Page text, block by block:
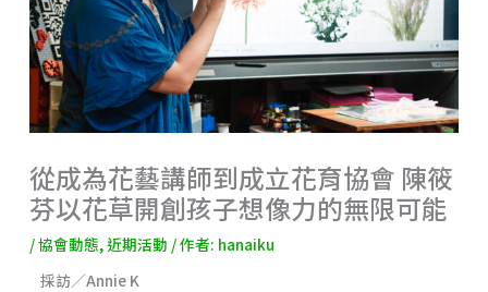
從成為花藝講師到成立花育協會 陳筱
芬以花草開創孩子想像力的無限可能
/協會動態,近期活動 / 作者: hanaiku
採訪／Annie K